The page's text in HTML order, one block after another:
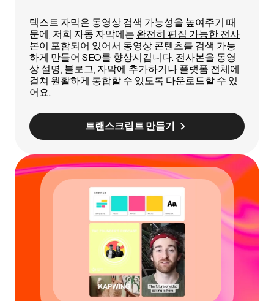
텍스트 자막은 동영상 검색 가능성을 높여주기 때
문에, 저희 자동 자막에는 완전히 편집 가능한 전사
본이 포함되어 있어서 동영상 콘텐츠를 검색 가능
하게 만들어 SEO를 향상시킵니다. 전사본을 동영
상 설명, 블로그, 자막에 추가하거나 플랫폼 전체에
걸쳐 원활하게 통합할 수 있도록 다운로드할 수 있
어요.
트랜스크립트 만들기